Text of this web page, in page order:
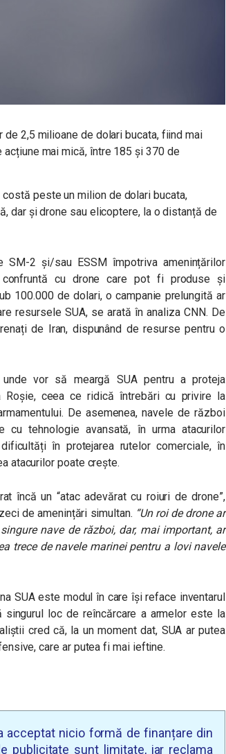
2,5 milioane de dolari bucata, fiind mai
mai mică, între 185 și 370 de
peste un milion de dolari bucata,
dar și drone sau elicoptere, la o distanță de
2 și/sau ESSM împotriva amenințărilor
cu drone care pot fi produse și
100.000 de dolari, o campanie prelungită ar
resursele SUA, se arată în analiza CNN. De
de Iran, dispunând de resurse pentru o
vor să meargă SUA pentru a proteja
Roșie, ceea ce ridică întrebări cu privire la
De asemenea, navele de război
cu tehnologie avansată, în urma atacurilor
în protejarea rutelor comerciale, în
atacurilor poate crește.
încă un “atac adevărat cu roiuri de drone”,
de amenințări simultan. “Un roi de drone ar
nave de război, dar, mai important, ar
trece de navele marinei pentru a lovi navele
SUA este modul în care își reface inventarul
loc de reîncărcare a armelor este la
cred că, la un moment dat, SUA ar putea
care ar putea fi mai ieftine.
acceptat nicio formă de finanțare din
publicitate sunt limitate, iar reclama